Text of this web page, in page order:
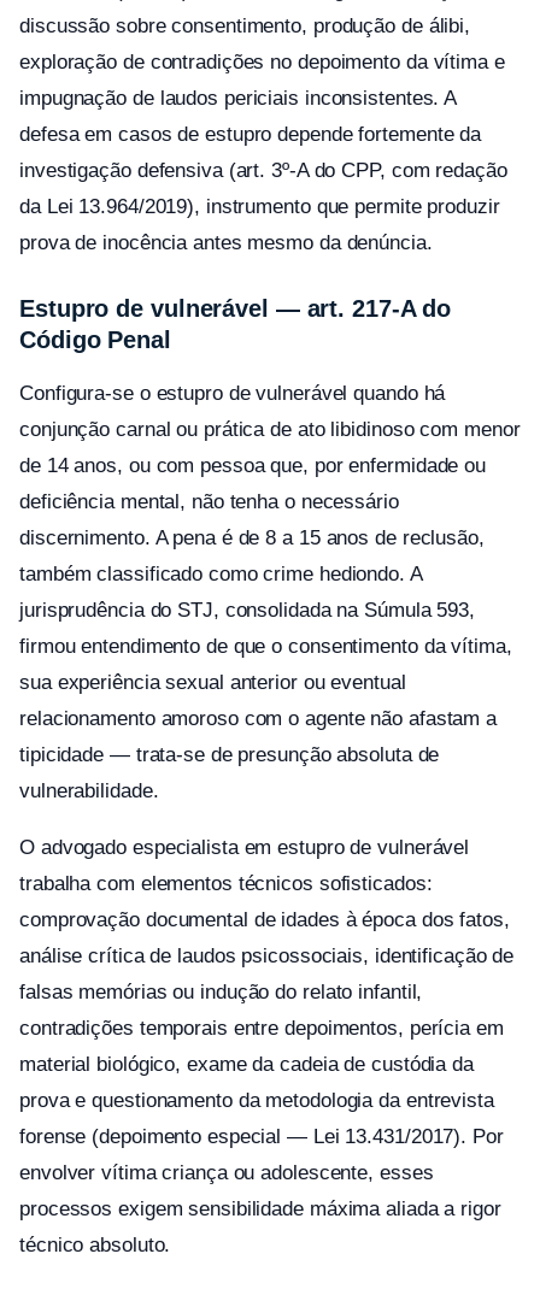
discussão sobre consentimento, produção de álibi,
exploração de contradições no depoimento da vítima e
impugnação de laudos periciais inconsistentes. A
defesa em casos de estupro depende fortemente da
investigação defensiva (art. 3º-A do CPP, com redação
da Lei 13.964/2019), instrumento que permite produzir
prova de inocência antes mesmo da denúncia.
Estupro de vulnerável — art. 217-A do
Código Penal
Configura-se o estupro de vulnerável quando há
conjunção carnal ou prática de ato libidinoso com menor
de 14 anos, ou com pessoa que, por enfermidade ou
deficiência mental, não tenha o necessário
discernimento. A pena é de 8 a 15 anos de reclusão,
também classificado como crime hediondo. A
jurisprudência do STJ, consolidada na Súmula 593,
firmou entendimento de que o consentimento da vítima,
sua experiência sexual anterior ou eventual
relacionamento amoroso com o agente não afastam a
tipicidade — trata-se de presunção absoluta de
vulnerabilidade.
O advogado especialista em estupro de vulnerável
trabalha com elementos técnicos sofisticados:
comprovação documental de idades à época dos fatos,
análise crítica de laudos psicossociais, identificação de
falsas memórias ou indução do relato infantil,
contradições temporais entre depoimentos, perícia em
material biológico, exame da cadeia de custódia da
prova e questionamento da metodologia da entrevista
forense (depoimento especial — Lei 13.431/2017). Por
envolver vítima criança ou adolescente, esses
processos exigem sensibilidade máxima aliada a rigor
técnico absoluto.